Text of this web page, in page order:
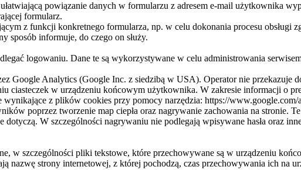
powiązanie danych w formularzu z adresem e-mail użytkownika
formularz.
z funkcji konkretnego formularza, np. w celu dokonania procesu obsługi
sposób informuje, do czego on służy.
logowaniu. Dane te są wykorzystywane w celu administrowania
Google Analytics (Google Inc. z siedzibą w USA). Operator nie przekazuje
ciasteczek w urządzeniu końcowym użytkownika. W zakresie informacji o
z plików cookies przy pomocy narzędzia: https://www.google.com/
poprzez tworzenie map ciepła oraz nagrywanie zachowania na stronie.
W szczególności nagrywaniu nie podlegają wpisywane hasła oraz
w szczególności pliki tekstowe, które przechowywane są w urządzeniu
nazwę strony internetowej, z której pochodzą, czas przechowywania ich na